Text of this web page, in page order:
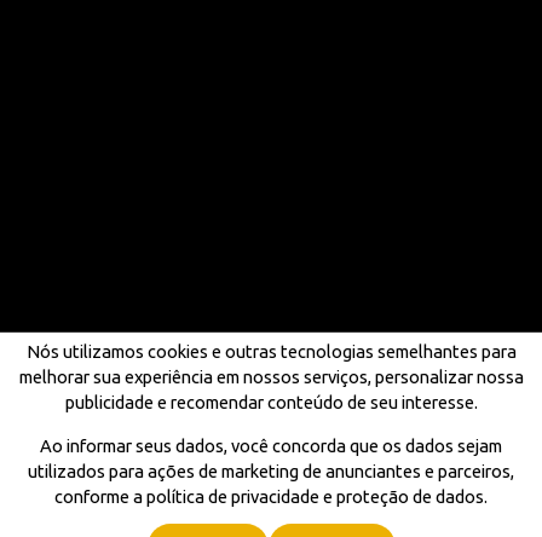
Nós utilizamos cookies e outras tecnologias semelhantes para
melhorar sua experiência em nossos serviços, personalizar nossa
publicidade e recomendar conteúdo de seu interesse.
Ao informar seus dados, você concorda que os dados sejam
utilizados para ações de marketing de anunciantes e parceiros,
conforme a política de privacidade e proteção de dados.